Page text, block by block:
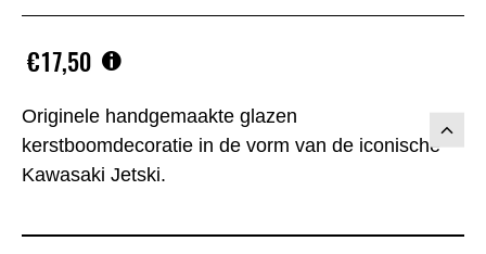
Originele handgemaakte glazen
kerstboomdecoratie in de vorm van de iconische
Kawasaki Jetski.
€17,50